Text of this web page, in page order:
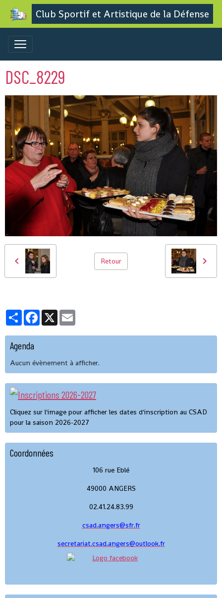
Club Sportif et Artistique de la Défense
DSC_8229
Retour
PartagerFacebook
X
Agenda
Aucun évènement à afficher.
Cliquez sur l'image pour afficher les dates d'inscription au CSAD
pour la saison 2026-2027
Coordonnées
106 rue Eblé
49000 ANGERS
02.41.24.83.99
csad.angers@sfr.fr
secretariat.csad.angers@outlook.fr